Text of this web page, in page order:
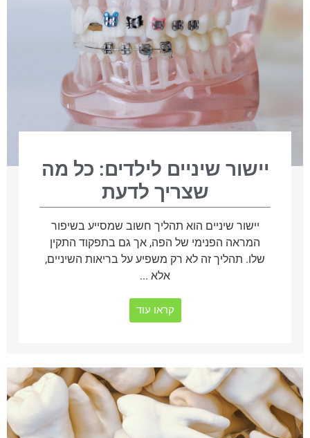
יישור שיניים לילדים: כל מה
שצריך לדעת
יישור שיניים הוא תהליך חשוב שמסייע בשיפור
המראה הפנימי של הפה, אך גם בתפקוד התקין
שלו. תהליך זה לא רק משפיע על בריאות השיניים,
אלא ...
קראו עוד